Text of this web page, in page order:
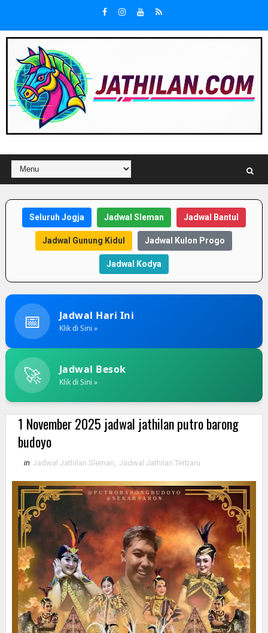
Seluruh Jogja Jadwal Sleman Jadwal Bantul
Jadwal Gunung Kidul Jadwal Kulon Progo
Jadwal Kodya
📅 Jadwal Hari Ini
Klik di Sini »
🚀 Jadwal Besok
Klik di Sini »
1 November 2025 jadwal jathilan putro barong
budoyo
in Jadwal Jathilan Sleman Jadwal Jathilan Terbaru